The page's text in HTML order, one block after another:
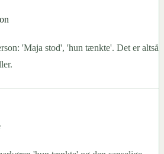
'Maja stod', 'hun tænkte'. Det er altså